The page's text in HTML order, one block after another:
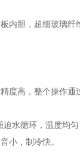
内胆，超细玻璃
度高，整个操作
水循环，温度均
小，制冷快。